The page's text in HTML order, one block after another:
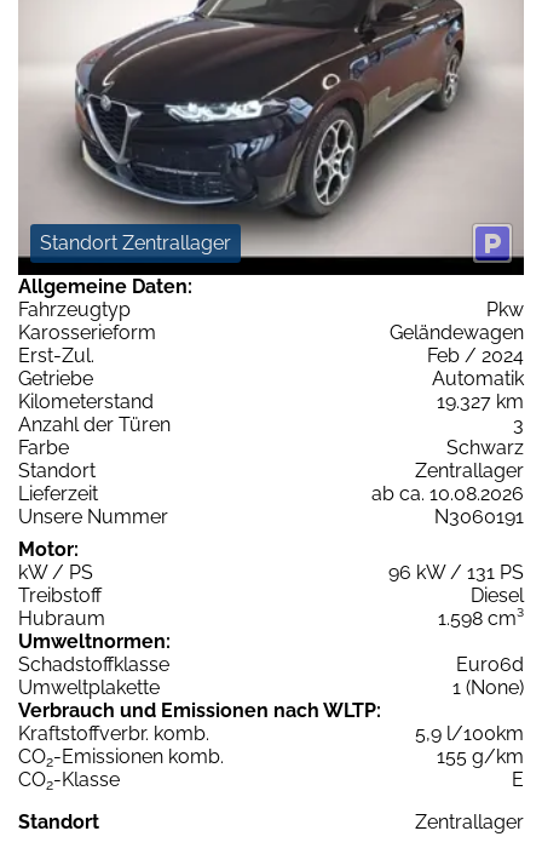
Standort Zentrallager
Allgemeine Daten:
Fahrzeugtyp
Pkw
Karosserieform
Geländewagen
Erst-Zul.
Feb / 2024
Getriebe
Automatik
Kilometerstand
19.327 km
Anzahl der Türen
3
Farbe
Schwarz
Standort
Zentrallager
Lieferzeit
ab ca. 10.08.2026
Unsere Nummer
N3060191
Motor:
kW / PS
96 kW / 131 PS
Treibstoff
Diesel
Hubraum
1.598 cm³
Umweltnormen:
Schadstoffklasse
Euro6d
Umweltplakette
1 (None)
Verbrauch und Emissionen nach WLTP:
Kraftstoffverbr. komb.
5,9 l/100km
CO2-Emissionen komb.
155 g/km
CO2-Klasse
E
Standort
Zentrallager